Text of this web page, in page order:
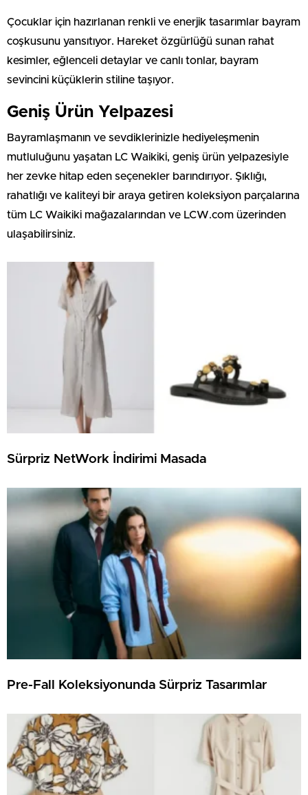
Çocuklar için hazırlanan renkli ve enerjik tasarımlar bayram
coşkusunu yansıtıyor. Hareket özgürlüğü sunan rahat
kesimler, eğlenceli detaylar ve canlı tonlar, bayram
sevincini küçüklerin stiline taşıyor.
Geniş Ürün Yelpazesi
Bayramlaşmanın ve sevdiklerinizle hediyeleşmenin
mutluluğunu yaşatan LC Waikiki, geniş ürün yelpazesiyle
her zevke hitap eden seçenekler barındırıyor. Şıklığı,
rahatlığı ve kaliteyi bir araya getiren koleksiyon parçalarına
tüm LC Waikiki mağazalarından ve LCW.com üzerinden
ulaşabilirsiniz.
Sürpriz NetWork İndirimi Masada
Pre-Fall Koleksiyonunda Sürpriz Tasarımlar